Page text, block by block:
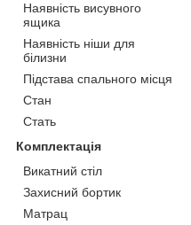
Наявність висувного
ящика
Наявність ніши для
білизни
Підстава спального місця
Стан
Стать
Комплектація
Викатний стіл
Захисний бортик
Матрац